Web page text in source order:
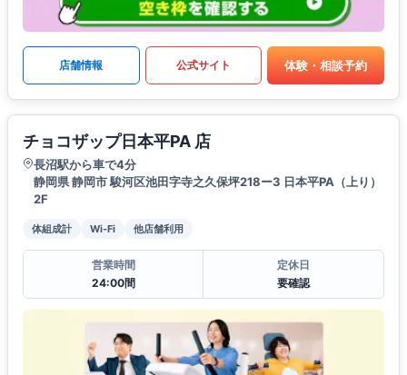
店舗情報 公式サイト 体験・相談予約
チョコザップ日本平PA 店
長沼駅から車で4分
静岡県 静岡市 駿河区池田字寺之久保坪218ー3 日本平PA（上り）
2F
体組成計 Wi-Fi 他店舗利用
営業時間
24:00間
定休日
要確認